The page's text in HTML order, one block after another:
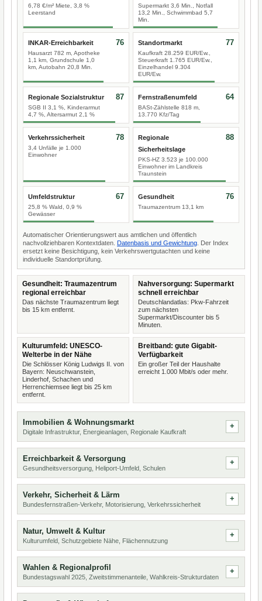
6,78 €/m² Miete, 3,8 %
Leerstand
Supermarkt 3,6 Min., Notfall
13,2 Min., Schwimmbad 5,7
Min.
INKAR-Erreichbarkeit
Hausarzt 782 m, Apotheke
1,1 km, Grundschule 1,0
km, Autobahn 20,8 Min.
76 Standortmarkt
Kaufkraft 28.259 EUR/Ew.,
Steuerkraft 1.765 EUR/Ew.,
Einzelhandel 9.304
EUR/Ew.
77
Regionale Sozialstruktur
SGB II 3,1 %, Kinderarmut
4,7 %, Altersarmut 2,1 %
87 Fernstraßenumfeld
BASt-Zählstelle 818 m,
13.770 Kfz/Tag
64
Verkehrssicherheit
3,4 Unfälle je 1.000
Einwohner
78
Regionale
Sicherheitslage
PKS-HZ 3.523 je 100.000
Einwohner im Landkreis
Traunstein
88
Umfeldstruktur
25,8 % Wald, 0,9 %
Gewässer
67 Gesundheit
Traumazentrum 13,1 km
76
Automatischer Orientierungswert aus amtlichen und öffentlich
nachvollziehbaren Kontextdaten. Datenbasis und Gewichtung . Der Index
ersetzt keine Besichtigung, kein Verkehrswertgutachten und keine
individuelle Standortprüfung.
Gesundheit: Traumazentrum
regional erreichbar
Das nächste Traumazentrum liegt
bis 15 km entfernt.
Nahversorgung: Supermarkt
schnell erreichbar
Deutschlandatlas: Pkw-Fahrzeit
zum nächsten
Supermarkt/Discounter bis 5
Minuten.
Kulturumfeld: UNESCO-
Welterbe in der Nähe
Die Schlösser König Ludwigs II. von
Bayern: Neuschwanstein,
Linderhof, Schachen und
Herrenchiemsee liegt bis 25 km
entfernt.
Breitband: gute Gigabit-
Verfügbarkeit
Ein großer Teil der Haushalte
erreicht 1.000 Mbit/s oder mehr.
Immobilien & Wohnungsmarkt
Digitale Infrastruktur, Energieanlagen, Regionale Kaufkraft
Erreichbarkeit & Versorgung
Gesundheitsversorgung, Heliport-Umfeld, Schulen
Verkehr, Sicherheit & Lärm
Bundesfernstraßen-Verkehr, Motorisierung, Verkehrssicherheit
Natur, Umwelt & Kultur
Kulturumfeld, Schutzgebiete Nähe, Flächennutzung
Wahlen & Regionalprofil
Bundestagswahl 2025, Zweitstimmenanteile, Wahlkreis-Strukturdaten